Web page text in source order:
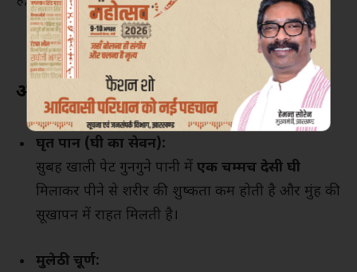
आयुर्वेदिक घरेलू उपाय
घृत पान (घी का सेवन):
सुबह खाली पेट गुनगुने पानी में एक चम्मच देसी घी
मिलाकर पीने से शरीर की शुष्कता कम होती है और मुंह की
सूखापन में राहत मिलती है।
मुलेठी चूर्ण: